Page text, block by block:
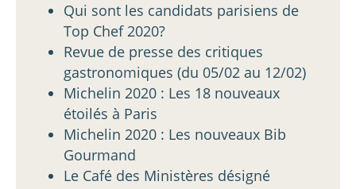
Qui sont les candidats parisiens de
Top Chef 2020?
Revue de presse des critiques
gastronomiques (du 05/02 au 12/02)
Michelin 2020 : Les 18 nouveaux
étoilés à Paris
Michelin 2020 : Les nouveaux Bib
Gourmand
Le Café des Ministères désigné